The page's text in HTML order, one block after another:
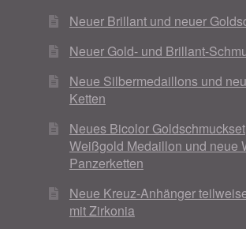
Neuer Brillant und neuer
Neuer Gold- und Brillant-
Neue Silbermedaillons und
Ketten
Neues Bicolor
Weißgold Medaillon und neue
Panzerketten
Neue Kreuz-Anhänger
mit Zirkonia